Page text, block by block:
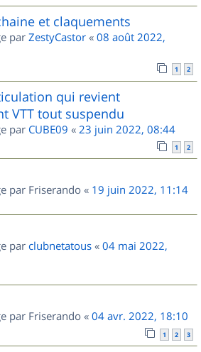
et claquements
par ZestyCastor « 08 août 2022,
1 2
qui revient
VTT tout suspendu
par CUBE09 « 23 juin 2022, 08:44
1 2
par Friserando « 19 juin 2022, 11:14
par clubnetatous « 04 mai 2022,
par Friserando « 04 avr. 2022, 18:10
1 2 3